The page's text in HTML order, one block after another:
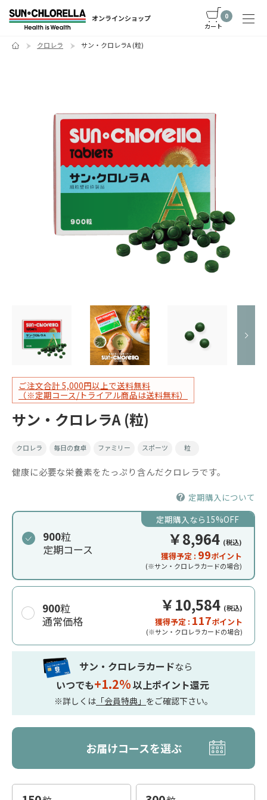
オンラインショップ
0
カート
クロレラ サン・クロレラA (粒)
ご注文合計 5,000円以上で送料無料
（※定期コース/トライアル商品は送料無料）
サン・クロレラA (粒)
クロレラ 毎日の食卓 ファミリー スポーツ 粒
健康に必要な栄養素をたっぷり含んだクロレラです。
定期購入について
900粒
定期コース
定期購入なら15%OFF
￥8,964 税込
獲得予定 : 99ポイント
(※サン・クロレラカードの場合)
900粒
通常価格
￥10,584 税込
獲得予定 : 117ポイント
(※サン・クロレラカードの場合)
サン・クロレラカードなら
いつでも+1.2%以上ポイント還元
※詳しくは 「会員特典」 をご確認下さい。
お届けコースを選ぶ